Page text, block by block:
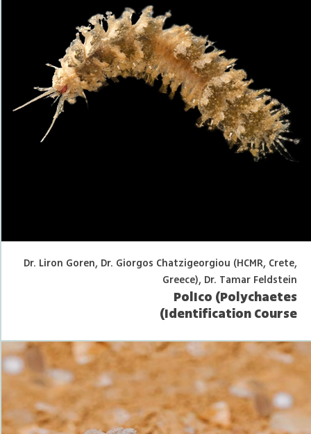
Dr. Liron Goren, Dr. Giorgos Chatzigeorgiou (HCMR, Crete,
Greece), Dr. Tamar Feldstein
PolIco (Polychaetes
Identification Course)